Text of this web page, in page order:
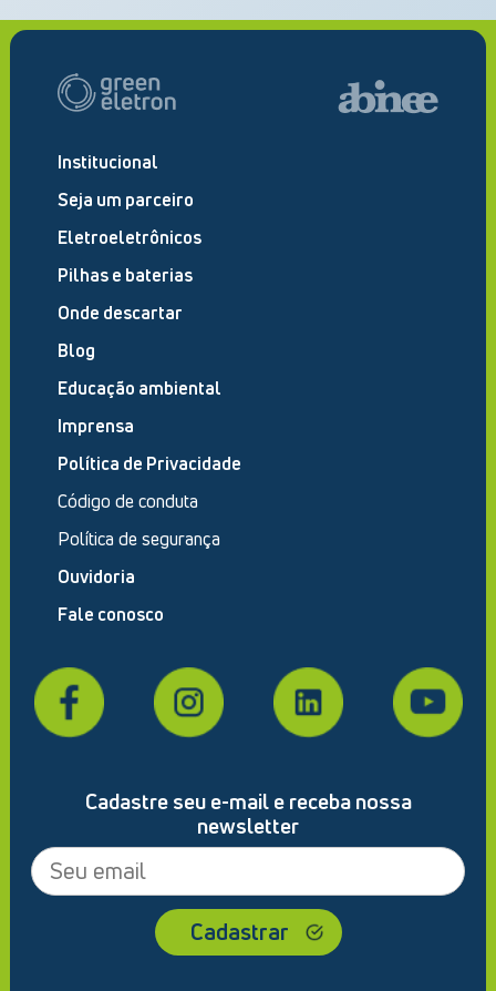
Institucional
Seja um parceiro
Eletroeletrônicos
Pilhas e baterias
Onde descartar
Blog
Educação ambiental
Imprensa
Política de Privacidade
Código de conduta
Política de segurança
Ouvidoria
Fale conosco
Cadastre seu e-mail e receba nossa
newsletter